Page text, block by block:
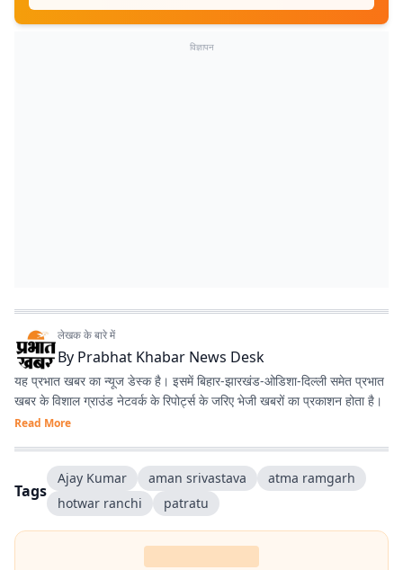
विज्ञापन
लेखक के बारे में
By Prabhat Khabar News Desk
यह प्रभात खबर का न्यूज डेस्क है। इसमें बिहार-झारखंड-ओडिशा-दिल्‍ली समेत प्रभात
खबर के विशाल ग्राउंड नेटवर्क के रिपोर्ट्स के जरिए भेजी खबरों का प्रकाशन होता है।
Read More
Tags
Ajay Kumar aman srivastava
atma ramgarh
hotwar ranchi
patratu